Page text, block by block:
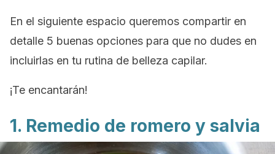
En el siguiente espacio queremos compartir en
detalle 5 buenas opciones para que no dudes en
incluirlas en tu rutina de belleza capilar.
¡Te encantarán!
1. Remedio de romero y salvia